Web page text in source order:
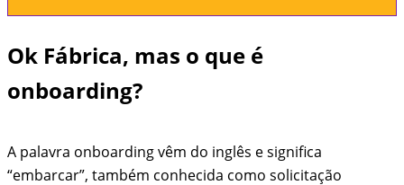
Ok Fábrica, mas o que é
onboarding?
A palavra onboarding vêm do inglês e significa
“embarcar”, também conhecida como solicitação